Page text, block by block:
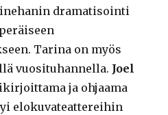
dramatisointi
Tarina on myös
vuosituhannella. Joel
ja ohjaama
elokuvateattereihin